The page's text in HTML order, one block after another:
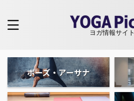
ヨガ情報サイト
ポーズ・アーサナ